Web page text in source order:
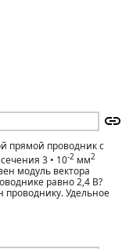
прямой проводник с
3 • 10-2 мм2
модуль вектора
равно 2,4 В?
проводнику. Удельное